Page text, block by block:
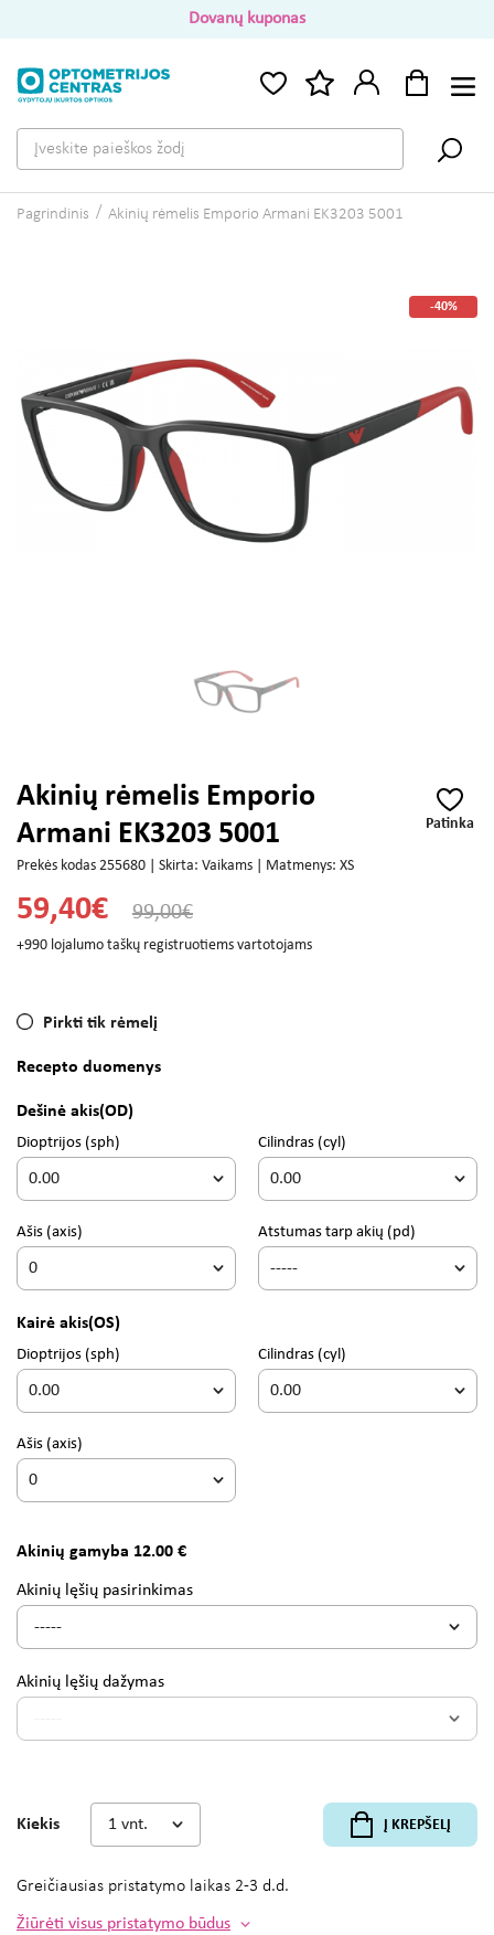
Dovanų kuponas
Pagrindinis Akinių rėmelis Emporio Armani EK3203 5001
-40%
Patinka
Akinių rėmelis Emporio
Armani EK3203 5001
Prekės kodas 255680 | Skirta: Vaikams | Matmenys: XS
59,40€ 99,00€
+990 lojalumo taškų registruotiems vartotojams
Pirkti tik rėmelį
Recepto duomenys
Dešinė akis(OD)
Dioptrijos (sph) Cilindras (cyl)
Ašis (axis) Atstumas tarp akių (pd)
Kairė akis(OS)
Dioptrijos (sph) Cilindras (cyl)
Ašis (axis)
Akinių gamyba 12.00 €
Akinių lęšių pasirinkimas
Akinių lęšių dažymas
Kiekis Į KREPŠELĮ
Greičiausias pristatymo laikas 2-3 d.d.
Žiūrėti visus pristatymo būdus